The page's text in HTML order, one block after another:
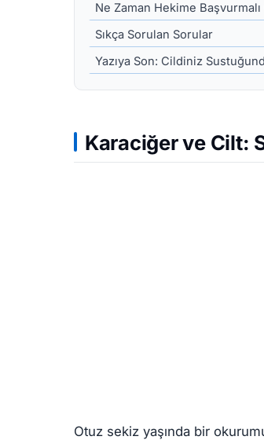
Ne Zaman Hekime
Sıkça Sorulan Sorular
Yazıya Son: Cildiniz
Karaciğer ve Cilt:
Otuz sekiz yaşında bir